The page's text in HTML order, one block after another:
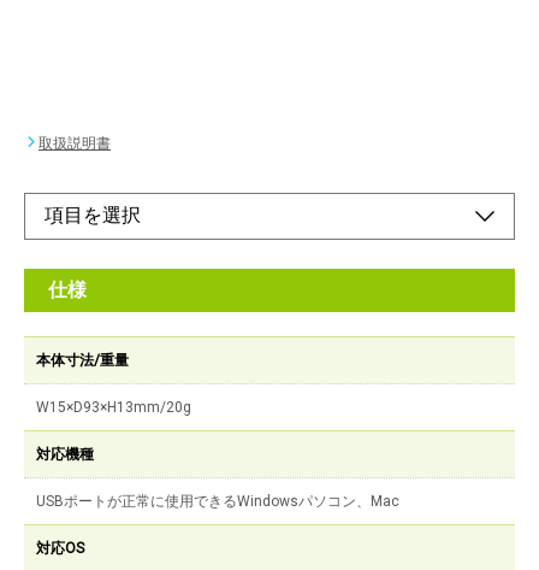
取扱説明書
仕様
本体寸法/重量
W15×D93×H13mm/20g
対応機種
USBポートが正常に使用できるWindowsパソコン、Mac
対応OS